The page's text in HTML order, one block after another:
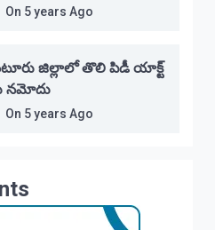
On 5 years Ago
జిల్లాలో తొలి పిడీ యాక్ట్
నమోదు
On 5 years Ago